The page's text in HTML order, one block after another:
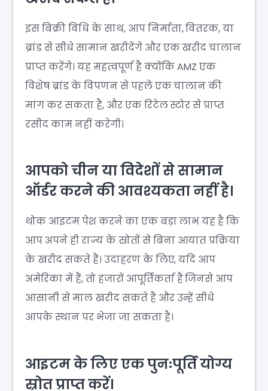
इस बिक्री विधि के साथ, आप निर्माता, वितरक, या
ब्रांड से सीधे सामान खरीदेंगे और एक खरीद चालान
प्राप्त करेंगे। यह महत्वपूर्ण है क्योंकि AMZ एक
विशेष ब्रांड के विपणन से पहले एक चालान की
मांग कर सकता है, और एक रिटेल स्टोर से प्राप्त
रसीद काम नहीं करेगी।
आपको चीन या विदेशों से सामान
ऑर्डर करने की आवश्यकता नहीं है।
थोक आइटम पेश करने का एक बड़ा लाभ यह है कि
आप अपने ही राज्य के स्रोतों से बिना आयात प्रक्रिया
के खरीद सकते हैं। उदाहरण के लिए, यदि आप
अमेरिका में हैं, तो हजारों आपूर्तिकर्ता हैं जिनसे आप
आसानी से माल खरीद सकते हैं और उन्हें सीधे
आपके स्थान पर भेजा जा सकता है।
आइटम के लिए एक पुनःपूर्ति योग्य
स्रोत प्राप्त करें।